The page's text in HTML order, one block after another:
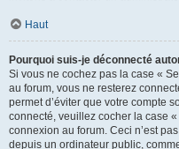
Haut
Pourquoi suis-je déconnecté
Si vous ne cochez pas la case «
au forum, vous ne resterez
permet d’éviter que votre compte
connecté, veuillez cocher la case
connexion au forum. Ceci n’est
depuis un ordinateur public,